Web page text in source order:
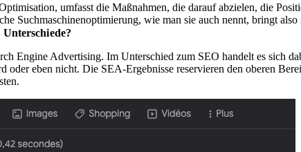
umfasst die Maßnahmen, die darauf abzielen, die
Suchmaschinenoptimierung, wie man sie auch nennt, bringt
Engine Advertising. Im Unterschied zum SEO handelt es sich
oder eben nicht. Die SEA-Ergebnisse reservieren den oberen